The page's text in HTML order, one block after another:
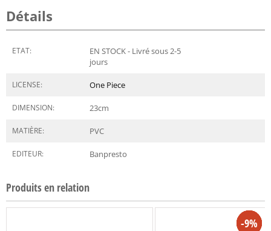
Détails
ETAT:
EN STOCK - Livré sous 2-5
jours
LICENSE: One Piece
DIMENSION: 23cm
MATIÈRE: PVC
EDITEUR: Banpresto
Produits en relation
-2%
-16%
-13%
-9%
-9%